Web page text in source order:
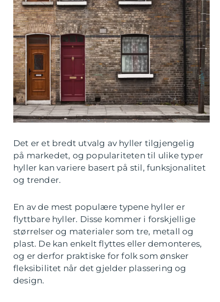
Det er et bredt utvalg av hyller tilgjengelig
på markedet, og populariteten til ulike typer
hyller kan variere basert på stil, funksjonalitet
og trender.
En av de mest populære typene hyller er
flyttbare hyller. Disse kommer i forskjellige
størrelser og materialer som tre, metall og
plast. De kan enkelt flyttes eller demonteres,
og er derfor praktiske for folk som ønsker
fleksibilitet når det gjelder plassering og
design.